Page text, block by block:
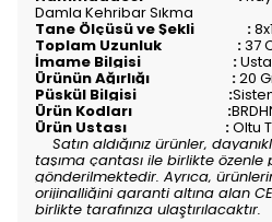
Damla Kehribar Sıkma
Tane Ölçüsü ve Şekli :
Toplam Uzunluk :37
İmame Bilgisi :
Ürünün Ağırlığı :20
Püskül Bilgisi :
Ürün Kodları :
Ürün Ustası :Oltu
Satın aldığınız ürünler,
taşıma çantası ile birlikte özenle
gönderilmektedir. Ayrıca,
orijinalliğini garanti altına alan
birlikte tarafınıza ulaştırılacaktır.